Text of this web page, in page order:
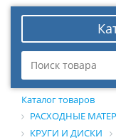
Каталог товаров
РАСХОДНЫЕ
КРУГИ И ДИСКИ